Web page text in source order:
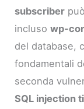
subscriber
inclusowp-
del database,
fondamentali
seconda
SQL injection